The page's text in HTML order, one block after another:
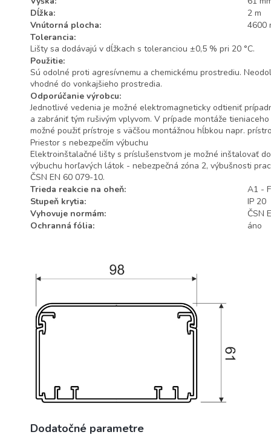
Dĺžka:
2 m
Vnútorná plocha:
4600
Tolerancia:
Lišty sa dodávajú v dĺžkach s toleranciou ±0,5 % pri 20 °C.
Použitie:
Sú odolné proti agresívnemu a chemickému prostrediu.
vhodné do vonkajšieho prostredia.
Odporúčanie výrobcu:
Jednotlivé vedenia je možné elektromagneticky odtieniť
a zabrániť tým rušivým vplyvom. V prípade montáže
možné použiť prístroje s väčšou montážnou hĺbkou napr.
Priestor s nebezpečím výbuchu
Elektroinštalačné lišty s príslušenstvom je možné inštalovať
výbuchu horľavých látok - nebezpečná zóna 2, výbušnosti
ČSN EN 60 079-10.
Trieda reakcie na oheň:
A1 - F
Stupeň krytia:
IP 20
Vyhovuje normám:
ČSN
Ochranná fólia:
áno
Dodatočné parametre